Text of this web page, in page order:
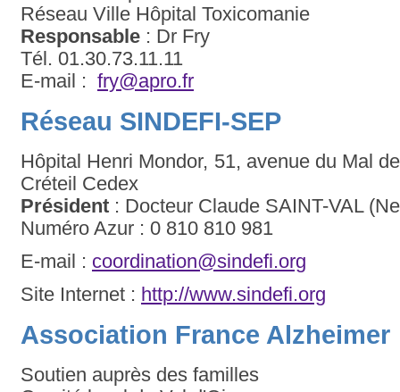
Réseau Ville Hôpital Toxicomanie
Responsable : Dr Fry
Tél. 01.30.73.11.11
E-mail : fry@apro.fr
Réseau SINDEFI-SEP
Hôpital Henri Mondor, 51, avenue du Mal
Créteil Cedex
Président : Docteur Claude SAINT-VAL
Numéro Azur : 0 810 810 981
E-mail : coordination@sindefi.org
Site Internet : http://www.sindefi.org
Association France Alzheimer
Soutien auprès des familles